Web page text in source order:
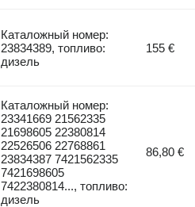
Каталожный номер:
23834389, топливо:
дизель
155 €
Каталожный номер:
23341669 21562335
21698605 22380814
22526506 22768861
23834387 7421562335
7421698605
7422380814..., топливо:
дизель
86,80 €